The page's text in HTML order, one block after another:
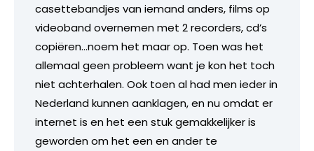
casettebandjes van iemand anders, films op
videoband overnemen met 2 recorders, cd’s
copiëren…noem het maar op. Toen was het
allemaal geen probleem want je kon het toch
niet achterhalen. Ook toen al had men ieder in
Nederland kunnen aanklagen, en nu omdat er
internet is en het een stuk gemakkelijker is
geworden om het een en ander te